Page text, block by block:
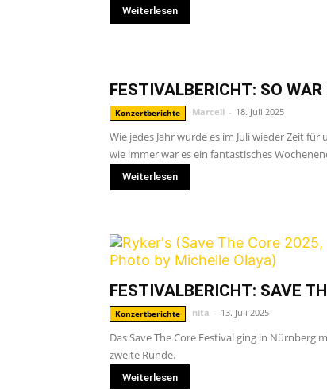
Weiterlesen
FESTIVALBERICHT: SO
Konzertberichte Marcell - 18. Juli 2025
Wie jedes Jahr wurde es im Juli wieder Zeit
wie immer war es ein fantastisches
Weiterlesen
FESTIVALBERICHT: SAVE
Konzertberichte nita - 13. Juli 2025
Das Save The Core Festival ging in Nürnberg
zweite Runde.
Weiterlesen